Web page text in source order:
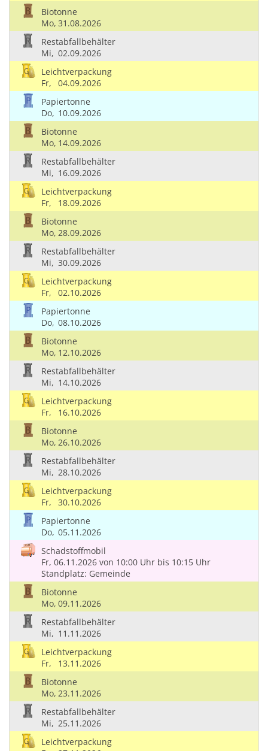
Biotonne
Mo, 31.08.2026
Restabfallbehälter
Mi, 02.09.2026
Leichtverpackung
Fr,
04.09.2026
Papiertonne
Do, 10.09.2026
Biotonne
Mo, 14.09.2026
Restabfallbehälter
Mi, 16.09.2026
Leichtverpackung
Fr,
18.09.2026
Biotonne
Mo, 28.09.2026
Restabfallbehälter
Mi, 30.09.2026
Leichtverpackung
Fr,
02.10.2026
Papiertonne
Do, 08.10.2026
Biotonne
Mo, 12.10.2026
Restabfallbehälter
Mi, 14.10.2026
Leichtverpackung
Fr,
16.10.2026
Biotonne
Mo, 26.10.2026
Restabfallbehälter
Mi, 28.10.2026
Leichtverpackung
Fr,
30.10.2026
Papiertonne
Do, 05.11.2026
Schadstoffmobil
Fr, 06.11.2026 von 10:00 Uhr bis 10:15 Uhr
Standplatz: Gemeinde
Biotonne
Mo, 09.11.2026
Restabfallbehälter
Mi, 11.11.2026
Leichtverpackung
Fr,
13.11.2026
Biotonne
Mo, 23.11.2026
Restabfallbehälter
Mi, 25.11.2026
Leichtverpackung